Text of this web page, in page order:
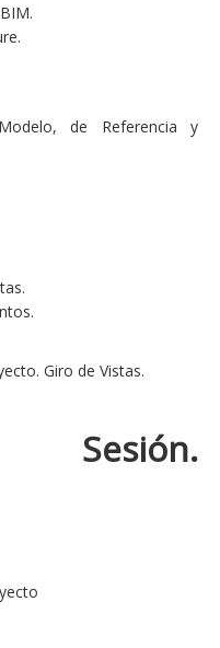
de Referencia y
Giro de Vistas.